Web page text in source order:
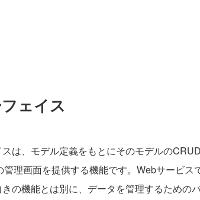
ェイス
は、モデル定義をもとにそのモデルのCRUD
理画面を提供する機能です。Webサービス
の機能とは別に、データを管理するための